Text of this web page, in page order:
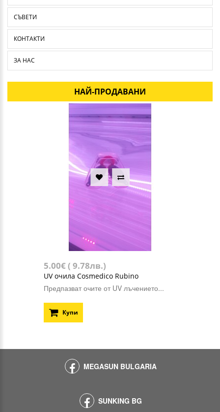
СЪВЕТИ
КОНТАКТИ
ЗА НАС
НАЙ-ПРОДАВАНИ
5.00€ ( 9.78лв.)
UV очила Cosmedico Rubino
Предпазват очите от UV лъчението...
Купи
MEGASUN BULGARIA
SUNKING BG